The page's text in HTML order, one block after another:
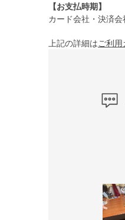
【お支払時期】
カード会社・決済会
上記の詳細はご利用